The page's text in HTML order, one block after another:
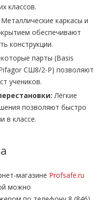
классов.
Металлические каркасы и
обеспечивают
конструкции.
парты (Basis
СШ8/2-Р) позволяют
учеников.
Лёгкие
позволяют быстро
в классе.
магазине Profsafe.ru
можно